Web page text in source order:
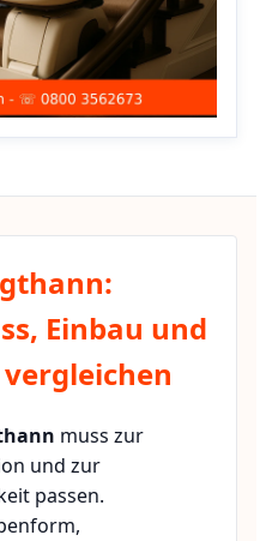
Einbau und
muss zur
und zur
passen.